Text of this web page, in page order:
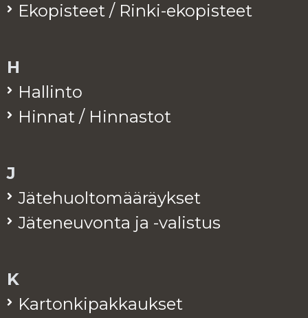
Eko­pis­teet / Rinki-eko­pis­teet
H
Hal­lin­to
Hin­nat / Hin­nas­tot
J
Jä­te­huol­to­mää­räyk­set
Jä­te­neu­von­ta ja -va­lis­tus
K
Kar­ton­ki­pak­kauk­set